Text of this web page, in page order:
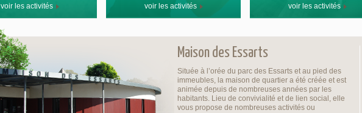
voir les activités voir les activités voir les activités
Maison des Essarts
Située à l’orée du parc des Essarts et au pied des
immeubles, la maison de quartier a été créée et est
animée depuis de nombreuses années par les
habitants. Lieu de convivialité et de lien social, elle
vous propose de nombreuses activités ou